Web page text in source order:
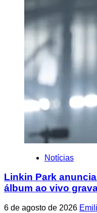
Notícias
Linkin Park
álbum ao vivo
6 de agosto de 2026